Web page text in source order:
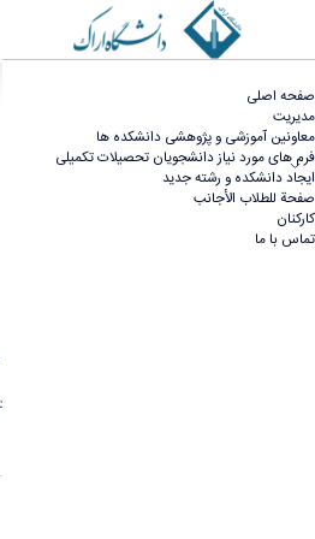
صفحه اصلی
مدیریت
معاونین آموزشی و پژوهشی دانشکده ها
فرم های مورد نیاز دانشجویان تحصیلات تکمیلی
ایجاد دانشکده و رشته جدید
صفحة للطلاب الأجانب
کارکنان
تماس با ما
باشد مرخصی با احتساب برای